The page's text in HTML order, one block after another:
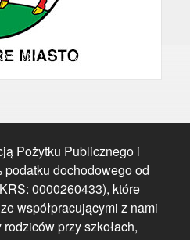
podatku dochodowego od
0000260433), które
współpracującymi z nami
przy szkołach,
rozwoju lokalnego.